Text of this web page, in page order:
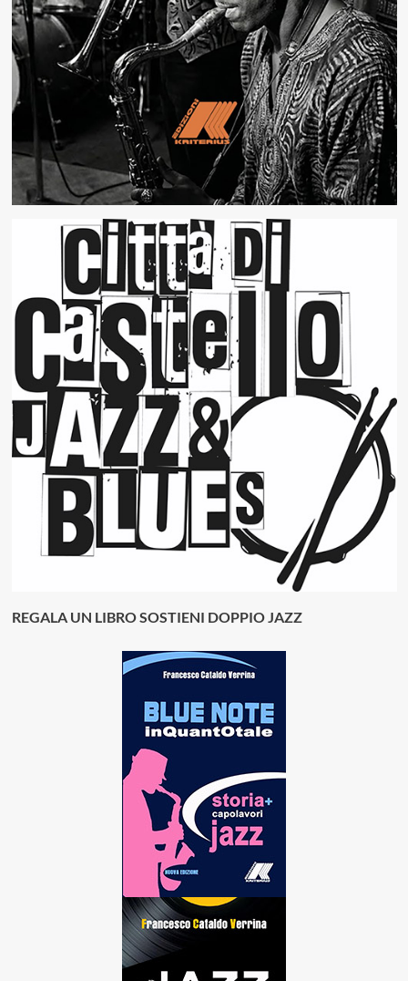
REGALA UN LIBRO SOSTIENI DOPPIO JAZZ